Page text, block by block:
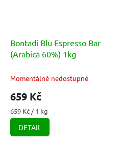
Bontadi Blu Espresso Bar
(Arabica 60%) 1kg
Momentálně nedostupné
659 Kč
Měrná
cena:
659 Kč / 1 kg
DETAIL